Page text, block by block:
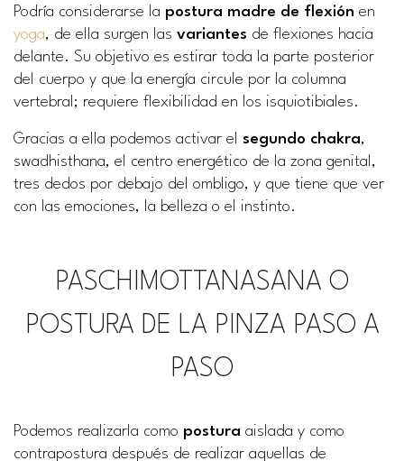
Podría considerarse la postura madre de flexión en
yoga, de ella surgen las variantes de flexiones hacia
delante. Su objetivo es estirar toda la parte posterior
del cuerpo y que la energía circule por la columna
vertebral; requiere flexibilidad en los isquiotibiales.
Gracias a ella podemos activar el segundo chakra,
swadhisthana, el centro energético de la zona genital,
tres dedos por debajo del ombligo, y que tiene que ver
con las emociones, la belleza o el instinto.
PASCHIMOTTANASANA O
POSTURA DE LA PINZA PASO A
PASO
Podemos realizarla como postura aislada y como
contrapostura después de realizar aquellas de